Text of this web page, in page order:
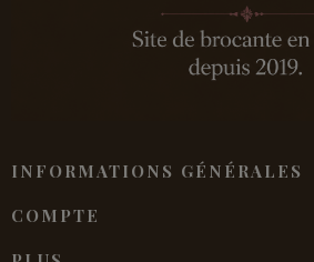
INFORMATIONS GÉNÉRALES
COMPTE